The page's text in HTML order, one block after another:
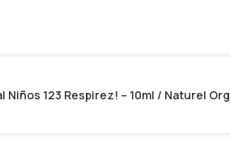
Niños 123 Respirez! – 10ml / Naturel